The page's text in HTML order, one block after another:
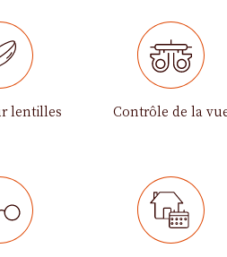
lentilles Contrôle de la